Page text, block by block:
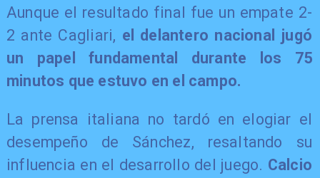
Aunque el resultado final fue un empate 2-
2 ante Cagliari, el delantero nacional jugó
un papel fundamental durante los 75
minutos que estuvo en el campo.
La prensa italiana no tardó en elogiar el
desempeño de Sánchez, resaltando su
influencia en el desarrollo del juego. Calcio